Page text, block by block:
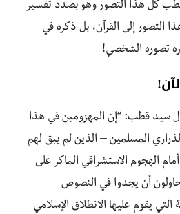
كل هذا التصور وهو بصدد تفسير
التصور إلى القرآن، بل ذكره في
تصوره الشخصي!
سيد قطب: “إن المهزومين في هذا
لذراري المسلمين – الذين لم يبق لهم
الهجوم الاستشراقي الماكر على
أن يجدوا في النصوص
التي يقوم عليها الانطلاق الإسلامي